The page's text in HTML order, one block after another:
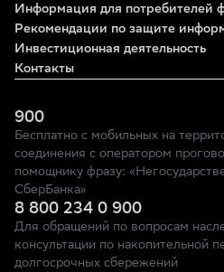
Информация для потребителей
Рекомендации по защите
Инвестиционная деятельность
Контакты
900
Бесплатно с мобильных на
соединения с оператором
помощнику фразу:
СберБанка»
8 800 234 0 900
Для обращений по вопросам
консультации по накопительной
долгосрочных сбережений